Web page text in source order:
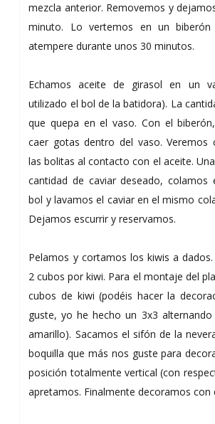
mezcla anterior. Removemos y
minuto. Lo vertemos en un
atempere durante unos 30 minutos.
Echamos aceite de girasol en un
utilizado el bol de la batidora). La
que quepa en el vaso. Con el
caer gotas dentro del vaso. Veremos
las bolitas al contacto con el aceite.
cantidad de caviar deseado,
bol y lavamos el caviar en el mismo
Dejamos escurrir y reservamos.
Pelamos y cortamos los kiwis a
2 cubos por kiwi. Para el montaje del
cubos de kiwi (podéis hacer la
guste, yo he hecho un 3x3
amarillo). Sacamos el sifón de la
boquilla que más nos guste para
posición totalmente vertical (con
apretamos. Finalmente decoramos con